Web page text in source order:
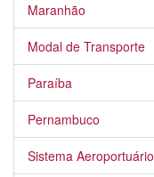
Maranhão
Modal de Transporte
Paraíba
Pernambuco
Sistema Aeroportuário